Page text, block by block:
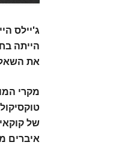
ג'יילס
הייתה
את
מקרי
של
איברים